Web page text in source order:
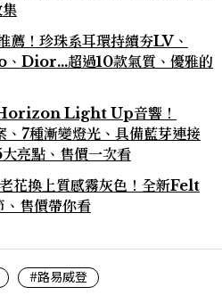
薦！珍珠系耳環持續夯LV、
Dior…超過10款氣質、優雅的
Light Up音響！
7種漸變燈光、具備藍芽連接
點、售價一次看
換上質感霧灰色！全新Felt
售價帶你看
#路易威登